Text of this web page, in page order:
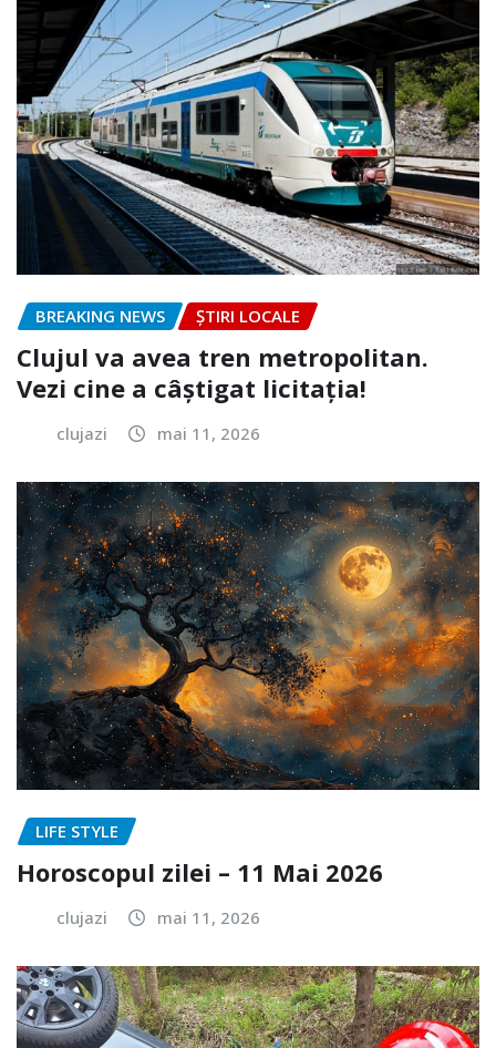
BREAKING NEWS ȘTIRI LOCALE
Clujul va avea tren metropolitan.
Vezi cine a câștigat licitația!
clujazi mai 11, 2026
LIFE STYLE
Horoscopul zilei – 11 Mai 2026
clujazi mai 11, 2026